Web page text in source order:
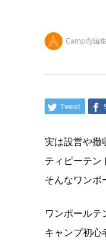
Campify編
Tweet
実は設営や撤
ティピーテン
そんなワンポ
ワンポールテ
キャンプ初心